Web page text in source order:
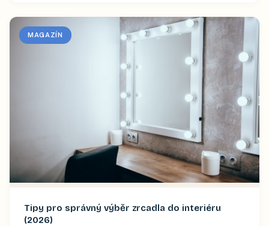
MAGAZÍN
Tipy pro správný výběr zrcadla do interiéru
(2026)